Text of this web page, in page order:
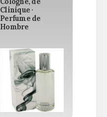
Clinique ·
Perfume de
Hombre